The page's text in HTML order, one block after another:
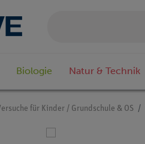
Biologie Natur & Technik
für Kinder / Grundschule & OS